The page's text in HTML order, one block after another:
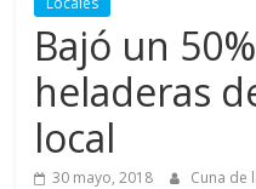
Bajó un
heladeras
local
30 mayo, 2018 Cuna de